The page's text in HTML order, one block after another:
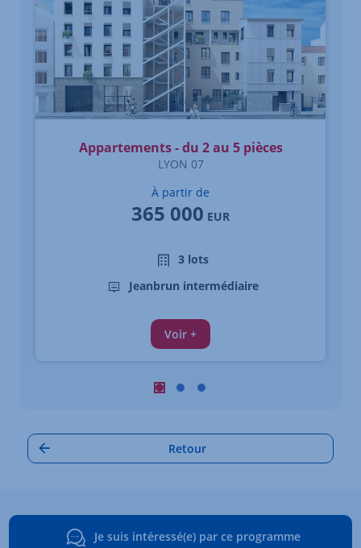
Carrousel : Autres annonces à
Carrousel : Autres annonces à
Carrousel : Autres
Appartements - du 2 au 5 pièces
LYON 07
À partir de
365 000 EUR
3 lots
Jeanbrun intermédiaire
Voir +
Retour
Je suis intéressé(e) par ce programme